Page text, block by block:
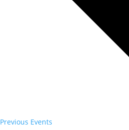
Previous Events